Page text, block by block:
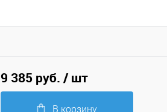
9 385 руб. / шт
В корзину